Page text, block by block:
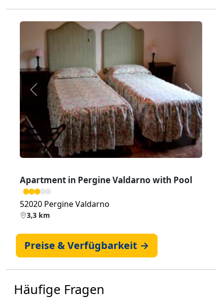
Zurück Weiter
Apartment in Pergine Valdarno with Pool
52020 Pergine Valdarno
3,3 km
Preise & Verfügbarkeit →
Häufige Fragen